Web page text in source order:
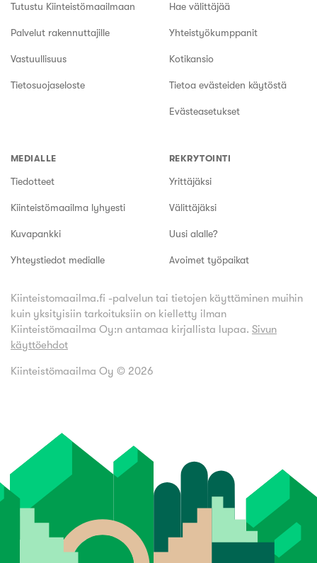
Tutustu Kiinteistömaailmaan
Palvelut rakennuttajille
Vastuullisuus
Tietosuojaseloste
Hae välittäjää
Yhteistyökumppanit
Kotikansio
Tietoa evästeiden käytöstä
Evästeasetukset
MEDIALLE
Tiedotteet
Kiinteistömaailma lyhyesti
Kuvapankki
Yhteystiedot medialle
REKRYTOINTI
Yrittäjäksi
Välittäjäksi
Uusi alalle?
Avoimet työpaikat
Kiinteistomaailma.fi -palvelun tai tietojen käyttäminen muihin
kuin yksityisiin tarkoituksiin on kielletty ilman
Kiinteistömaailma Oy:n antamaa kirjallista lupaa. Sivun
käyttöehdot
Kiinteistömaailma Oy © 2026